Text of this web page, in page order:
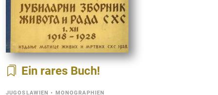
Ein rares Buch
JUGOSLAWIEN • MONOGRAPHIEN